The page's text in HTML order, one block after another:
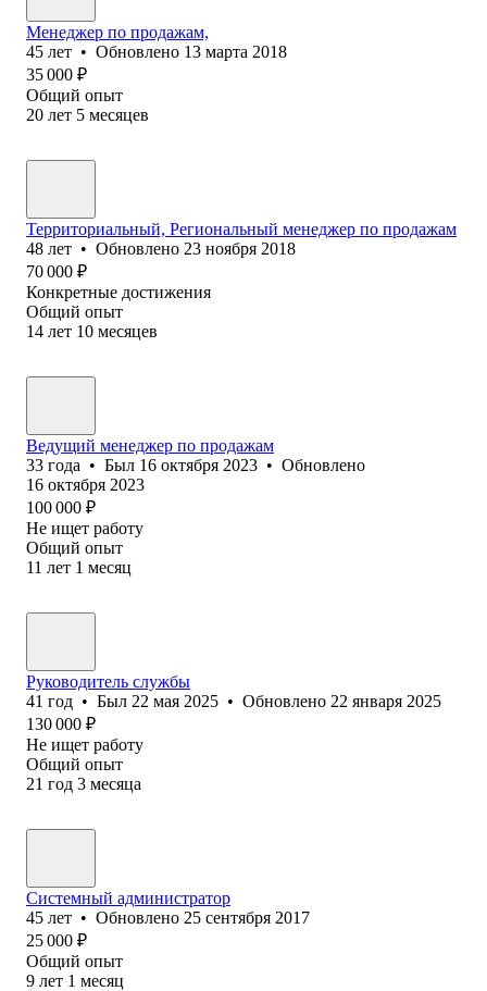
Менеджер по продажам,
45 лет • Обновлено 13 марта 2018
35 000 ₽
Общий опыт
20 лет 5 месяцев
Территориальный, Региональный менеджер по продажам
48 лет • Обновлено 23 ноября 2018
70 000 ₽
Конкретные достижения
Общий опыт
14 лет 10 месяцев
Ведущий менеджер по продажам
33 года • Был 16 октября 2023 • Обновлено
16 октября 2023
100 000 ₽
Не ищет работу
Общий опыт
11 лет 1 месяц
Руководитель службы
41 год • Был 22 мая 2025 • Обновлено 22 января 2025
130 000 ₽
Не ищет работу
Общий опыт
21 год 3 месяца
Системный администратор
45 лет • Обновлено 25 сентября 2017
25 000 ₽
Общий опыт
9 лет 1 месяц